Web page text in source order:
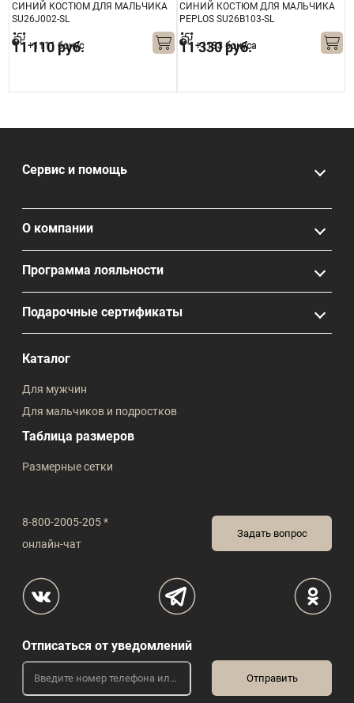
СИНИЙ КОСТЮМ ДЛЯ МАЛЬЧИКА
SU26J002-SL
11 110 руб.
+1111 бонус
СИНИЙ КОСТЮМ ДЛЯ МАЛЬЧИКА
PEPLOS SU26B103-SL
11 330 руб.
+1133 бонуса
8-800-2005-205 *
онлайн-чат
Задать вопрос
Сервис и помощь
О компании
Программа лояльности
Подарочные сертификаты
Каталог
Для мужчин
Для мальчиков и подростков
Таблица размеров
Размерные сетки
Отписаться от уведомлений